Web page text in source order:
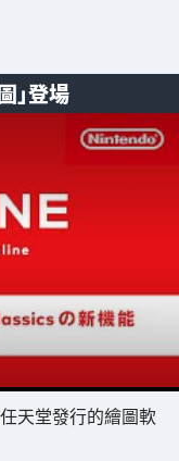
」登場
天堂發行的繪圖軟